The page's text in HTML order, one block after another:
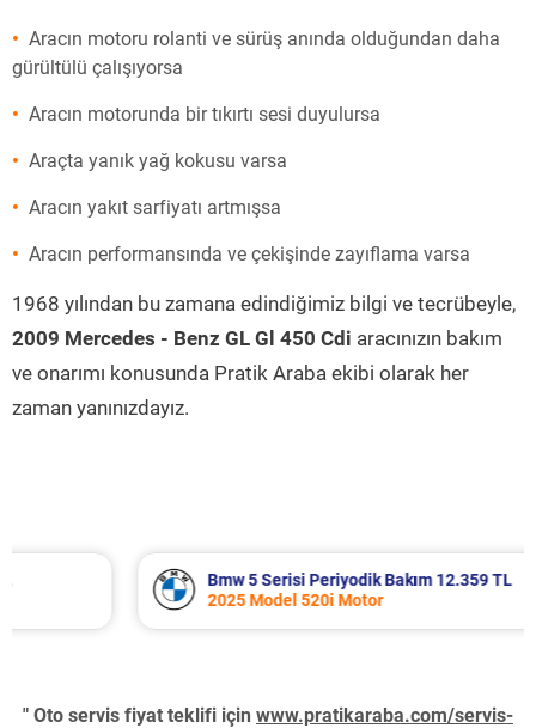
Aracın motoru rolanti ve sürüş anında olduğundan daha
gürültülü çalışıyorsa
Aracın motorunda bir tıkırtı sesi duyulursa
Araçta yanık yağ kokusu varsa
Aracın yakıt sarfiyatı artmışsa
Aracın performansında ve çekişinde zayıflama varsa
1968 yılından bu zamana edindiğimiz bilgi ve tecrübeyle,
2009 Mercedes - Benz GL Gl 450 Cdi aracınızın bakım
ve onarımı konusunda Pratik Araba ekibi olarak her
zaman yanınızdayız.
Bmw 5 Serisi Periyodik Bakım 12.359 TL
2025 Model 520i Motor
" Oto servis fiyat teklifi için www.pratikaraba.com/servis-